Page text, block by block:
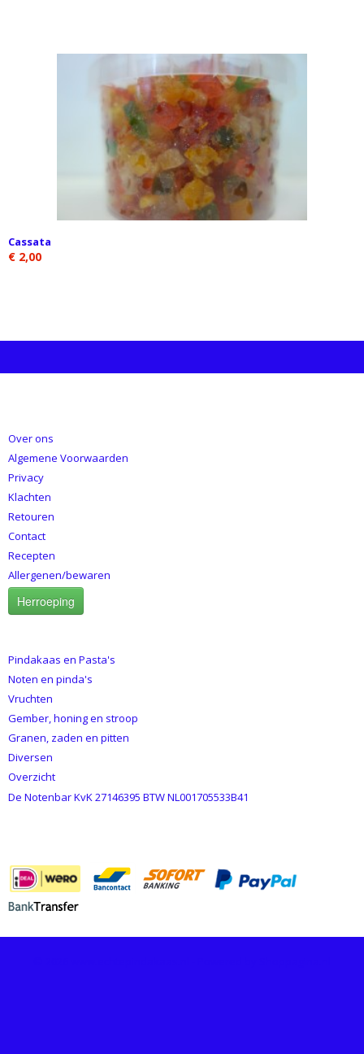
Cassata
€ 2,00
Over ons
Algemene Voorwaarden
Privacy
Klachten
Retouren
Contact
Recepten
Allergenen/bewaren
Herroeping
Pindakaas en Pasta's
Noten en pinda's
Vruchten
Gember, honing en stroop
Granen, zaden en pitten
Diversen
Overzicht
De Notenbar KvK 27146395 BTW NL001705533B41